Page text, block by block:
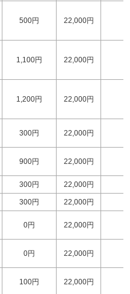
500円 22,000円
1,100円 22,000円
1,200円 22,000円
300円 22,000円
900円 22,000円
300円 22,000円
300円 22,000円
0円 22,000円
0円 22,000円
100円 22,000円